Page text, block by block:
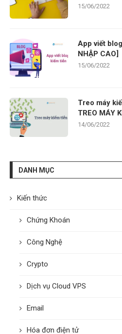
15/06/2022
App viết
NHẬP CAO]
15/06/2022
Treo máy
TREO MÁY
14/06/2022
DANH MỤC
Kiến thức
Chứng Khoán
Công Nghệ
Crypto
Dịch vụ Cloud VPS
Email
Hóa đơn điện tử